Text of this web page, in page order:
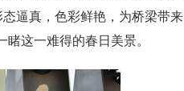
逼真，色彩鲜艳，为桥梁带来
这一难得的春日美景。